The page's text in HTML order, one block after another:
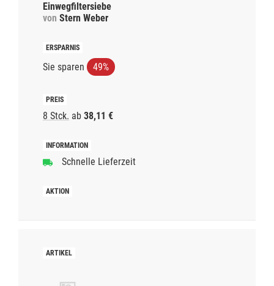
Einwegfiltersiebe
von Stern Weber
Sie sparen 49%
8 Stck. ab 38,11 €
Schnelle Lieferzeit